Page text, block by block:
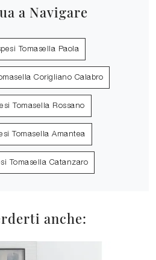
a Navigare
Tomasella Paola
Corigliano Calabro
Tomasella Rossano
Tomasella Amantea
Tomasella Catanzaro
anche: